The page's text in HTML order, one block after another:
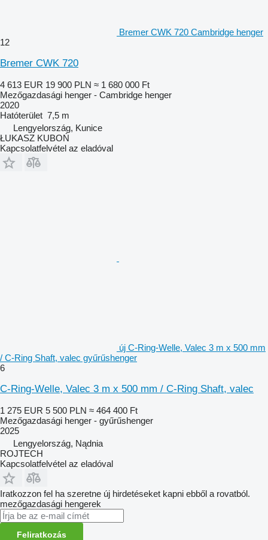
Bremer CWK 720 Cambridge henger
12
Bremer CWK 720
4 613 EUR 19 900 PLN ≈ 1 680 000 Ft
Mezőgazdasági henger - Cambridge henger
2020
Hatóterület 7,5 m
Lengyelország, Kunice
ŁUKASZ KUBOŃ
Kapcsolatfelvétel az eladóval
új C-Ring-Welle, Valec 3 m x 500 mm
/ C-Ring Shaft, valec gyűrűshenger
6
C-Ring-Welle, Valec 3 m x 500 mm / C-Ring Shaft, valec
1 275 EUR 5 500 PLN ≈ 464 400 Ft
Mezőgazdasági henger - gyűrűshenger
2025
Lengyelország, Nądnia
ROJTECH
Kapcsolatfelvétel az eladóval
Iratkozzon fel ha szeretne új hirdetéseket kapni ebből a rovatból.
mezőgazdasági hengerek
Feliratkozás